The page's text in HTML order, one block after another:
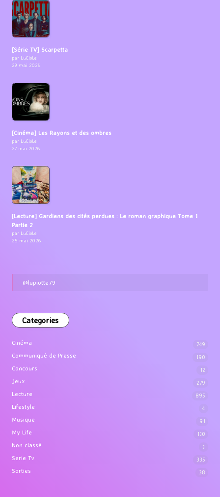
[Série TV] Scarpetta
par LuCioLe
29 mai 2026
[Cinéma] Les Rayons et des ombres
par LuCioLe
27 mai 2026
[Lecture] Gardiens des cités perdues : Le roman graphique Tome 1
Partie 2
par LuCioLe
25 mai 2026
@lupiotte79
Categories
Cinéma 749
Communiqué de Presse 190
Concours 12
Jeux 279
Lecture 895
Lifestyle 4
Musique 91
My Life 110
Non classé 1
Serie Tv 335
Sorties 38